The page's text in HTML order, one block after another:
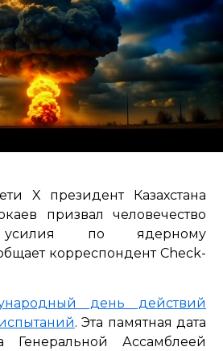
X президент Казахстана
призвал человечество
усилия по ядерному
корреспондент Check-
день действий
. Эта памятная дата
Генеральной Ассамблеей